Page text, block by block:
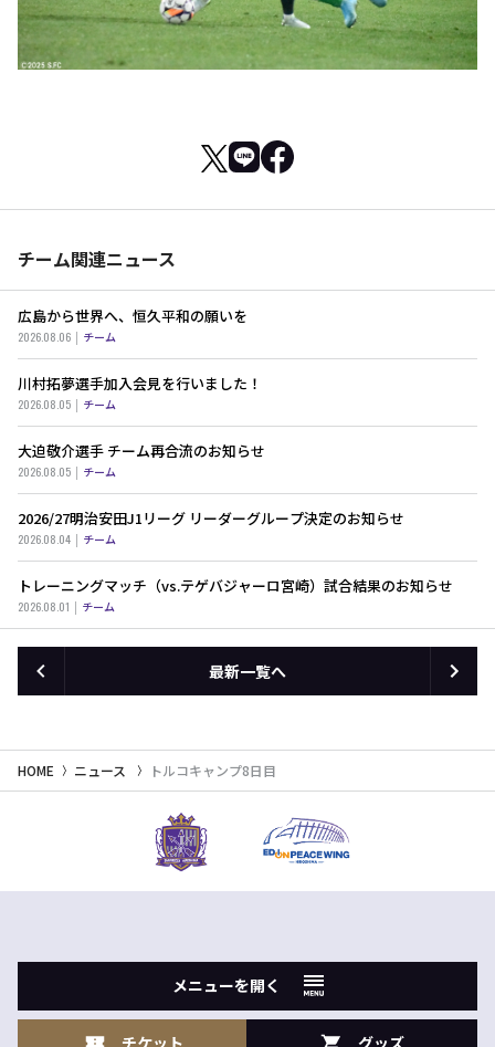
チーム関連ニュース
広島から世界へ、恒久平和の願いを
2026.08.06 チーム
川村拓夢選手加入会見を行いました！
2026.08.05 チーム
大迫敬介選手 チーム再合流のお知らせ
2026.08.05 チーム
2026/27明治安田J1リーグ リーダーグループ決定のお知らせ
2026.08.04 チーム
トレーニングマッチ（vs.テゲバジャーロ宮崎）試合結果のお知らせ
2026.08.01 チーム
最新一覧へ
HOME ニュース トルコキャンプ8日目
メニューを開く
チケット グッズ